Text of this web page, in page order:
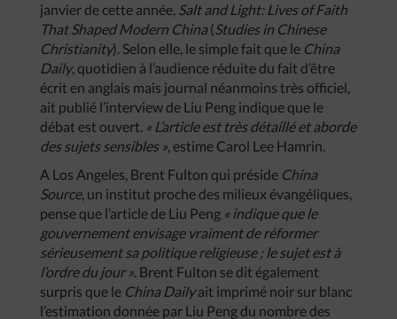
janvier de cette année, Salt and Light: Lives of Faith
That Shaped Modern China(Studies in Chinese
Christianity). Selon elle, le simple fait que le China
Daily, quotidien à l’audience réduite du fait d’être
écrit en anglais mais journal néanmoins très officiel,
ait publié l’interview de Liu Peng indique que le
débat est ouvert. « L’article est très détaillé et aborde
des sujets sensibles », estime Carol Lee Hamrin.
A Los Angeles, Brent Fulton qui préside China
Source, un institut proche des milieux évangéliques,
pense que l’article de Liu Peng « indique que le
gouvernement envisage vraiment de réformer
sérieusement sa politique religieuse ; le sujet est à
l’ordre du jour ». Brent Fulton se dit également
surpris que le China Dailyait imprimé noir sur blanc
l’estimation donnée par Liu Peng du nombre des